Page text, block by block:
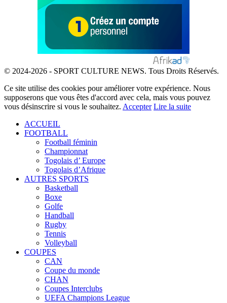
© 2024-2026 - SPORT CULTURE NEWS. Tous Droits Réservés.
Ce site utilise des cookies pour améliorer votre expérience. Nous
supposerons que vous êtes d'accord avec cela, mais vous pouvez
vous désinscrire si vous le souhaitez. Accepter Lire la suite
ACCUEIL
FOOTBALL
Football féminin
Championnat
Togolais d’ Europe
Togolais d’Afrique
AUTRES SPORTS
Basketball
Boxe
Golfe
Handball
Rugby
Tennis
Volleyball
COUPES
CAN
Coupe du monde
CHAN
Coupes Interclubs
UEFA Champions League